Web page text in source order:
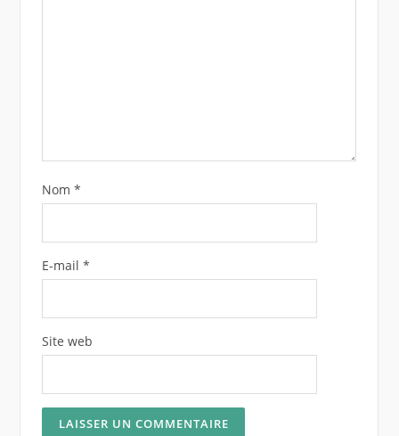
Nom *
E-mail *
Site web